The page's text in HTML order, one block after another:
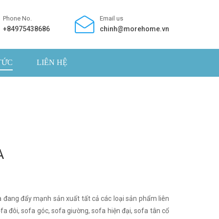
Phone No.
+84975438686
Email us
chinh@morehome.vn
LIÊN HỆ
đẩy mạnh sản xuất tất cả các loại sản phẩm liên
đôi, sofa góc, sofa giường, sofa hiện đại, sofa tân cổ